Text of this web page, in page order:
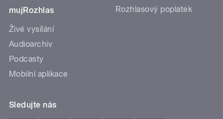
mujRozhlas
Živé vysílání
Audioarchiv
Podcasty
Mobilní aplikace
Rozhlasový poplatek
Sledujte nás